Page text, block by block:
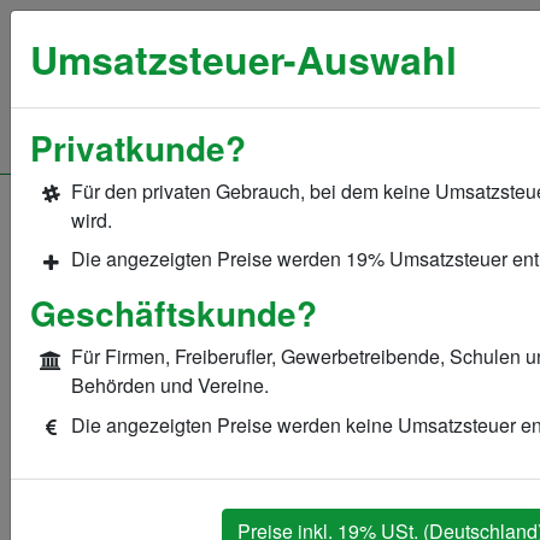
+49 (0)421 / 408 988 020
MS-Exchange-Zertifikate
Unified
Communications-
Zertifikate (UCC)
* pro Jahr inkl. 3
Umsatzsteuer-Auswahl
Privatkunde?
Für den privaten Gebrauch, bei dem keine
wird.
Die angezeigten Preise werden 19% Umsatzsteuer
Geschäftskunde?
Für Firmen, Freiberufler, Gewerbetreibende, Schulen
Behörden und Vereine.
Die angezeigten Preise werden keine Umsatzsteuer
Preise inkl. 19% USt.